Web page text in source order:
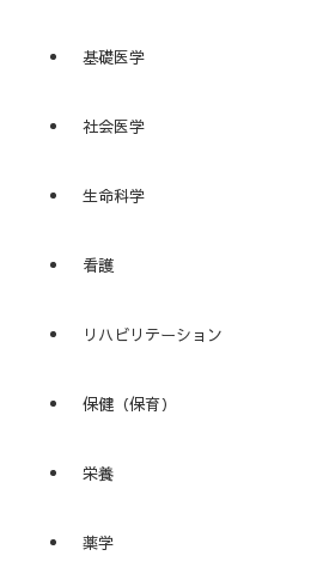
基礎医学
社会医学
生命科学
看護
リハビリテーション
保健（保育）
栄養
薬学